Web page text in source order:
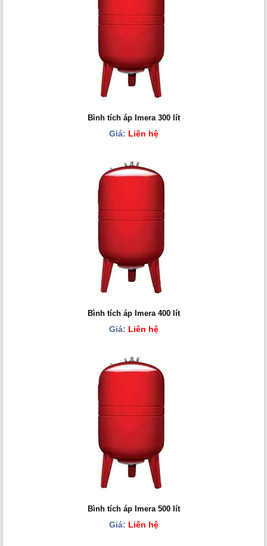
Bình tích áp Imera 300 lít
Giá: Liên hệ
Bình tích áp Imera 400 lít
Giá: Liên hệ
Bình tích áp Imera 500 lít
Giá: Liên hệ